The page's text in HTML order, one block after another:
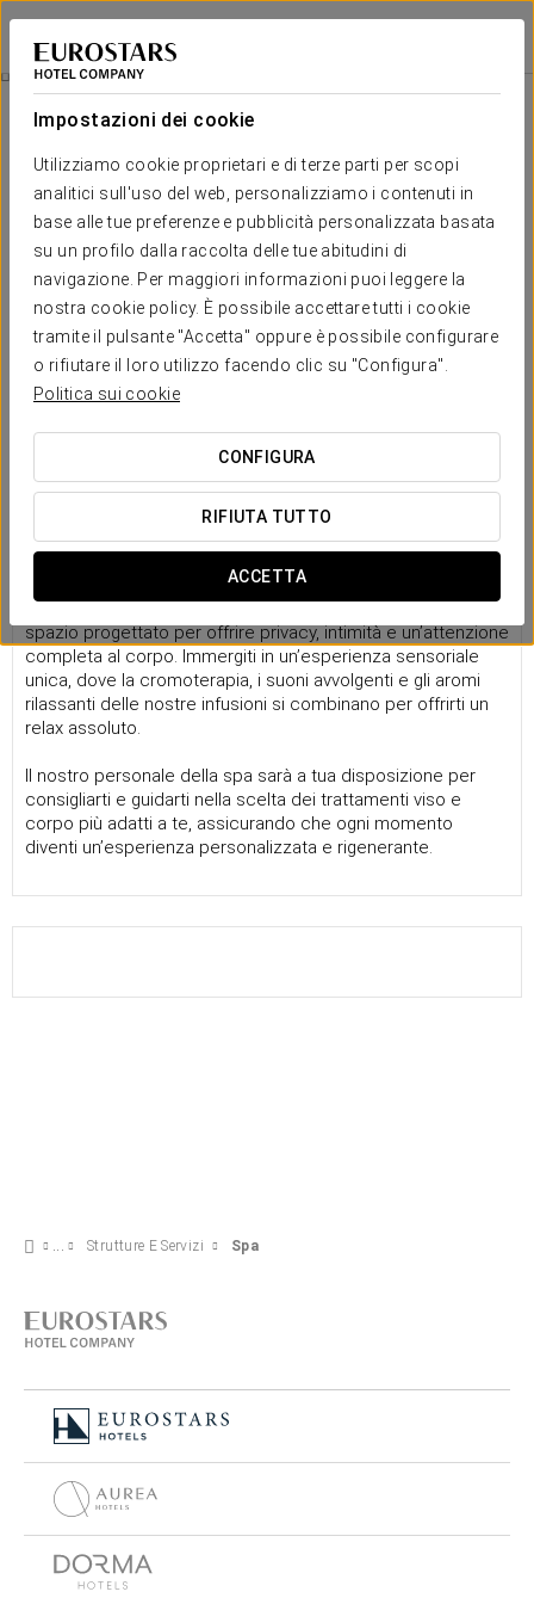
Impostazioni dei cookie
Utilizziamo cookie proprietari e di terze parti per scopi
analitici sull'uso del web, personalizziamo i contenuti in
base alle tue preferenze e pubblicità personalizzata basata
su un profilo dalla raccolta delle tue abitudini di
navigazione. Per maggiori informazioni puoi leggere la
nostra cookie policy. È possibile accettare tutti i cookie
tramite il pulsante "Accetta" oppure è possibile configurare
o rifiutare il loro utilizzo facendo clic su "Configura".
Politica sui cookie
CONFIGURA
RIFIUTA TUTTO
ACCETTA
Eurostars Matera La Suite
MATERA
Spa
La nostra spa
Scopri la nostra SPA, un’oasi di pace e benessere per chi
cerca un completo relax e il massimo benessere. Uno
spazio progettato per offrire privacy, intimità e un’attenzione
completa al corpo. Immergiti in un’esperienza sensoriale
unica, dove la cromoterapia, i suoni avvolgenti e gli aromi
rilassanti delle nostre infusioni si combinano per offrirti un
relax assoluto.
Il nostro personale della spa sarà a tua disposizione per
consigliarti e guidarti nella scelta dei trattamenti viso e
corpo più adatti a te, assicurando che ogni momento
diventi un’esperienza personalizzata e rigenerante.
Strutture E Servizi Spa